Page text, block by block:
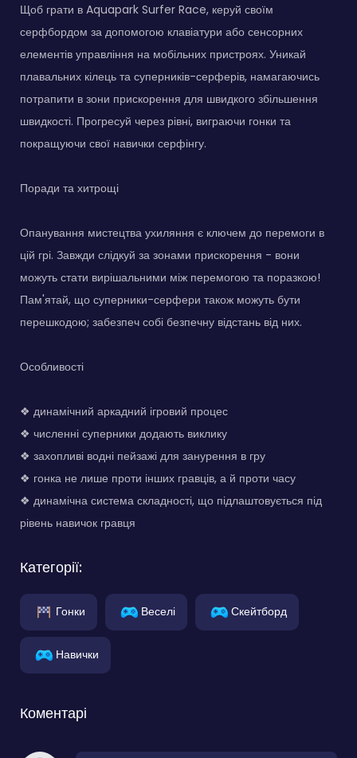
Щоб грати в Aquapark Surfer Race, керуй своїм
серфбордом за допомогою клавіатури або сенсорних
елементів управління на мобільних пристроях. Уникай
плавальних кілець та суперників-серферів, намагаючись
потрапити в зони прискорення для швидкого збільшення
швидкості. Прогресуй через рівні, виграючи гонки та
покращуючи свої навички серфінгу.
Поради та хитрощі
Опанування мистецтва ухиляння є ключем до перемоги в
цій грі. Завжди слідкуй за зонами прискорення - вони
можуть стати вирішальними між перемогою та поразкою!
Пам'ятай, що суперники-серфери також можуть бути
перешкодою; забезпеч собі безпечну відстань від них.
Особливості
❖ динамічний аркадний ігровий процес
❖ численні суперники додають виклику
❖ захопливі водні пейзажі для занурення в гру
❖ гонка не лише проти інших гравців, а й проти часу
❖ динамічна система складності, що підлаштовується під
рівень навичок гравця
Категорії:
Гонки Веселі Скейтборд
Навички
Коментарі